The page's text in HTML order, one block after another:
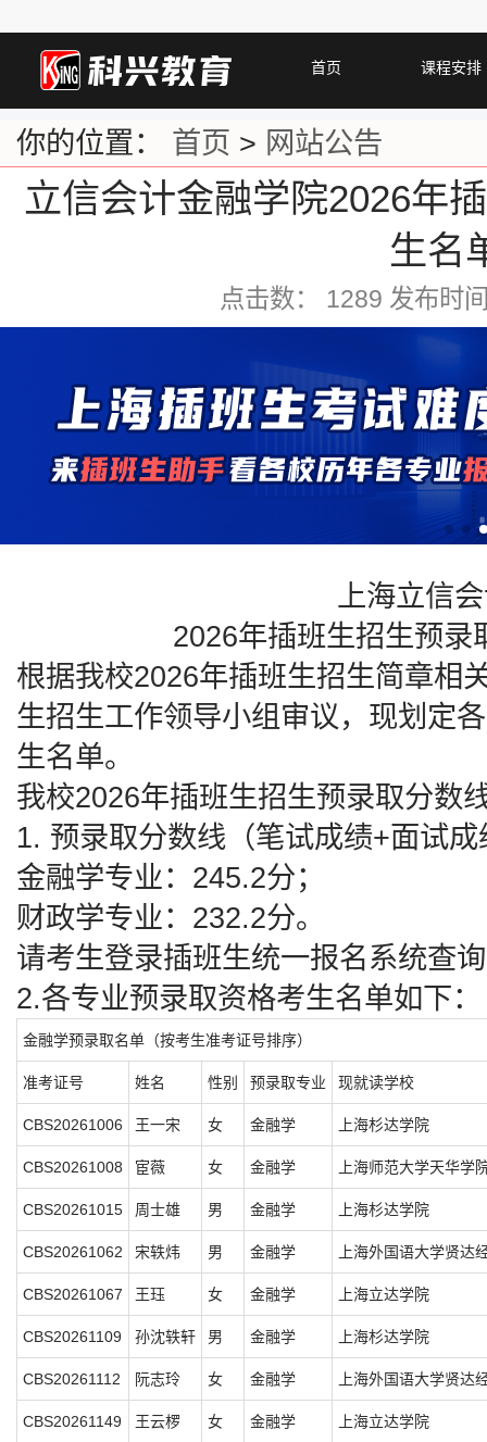
首页 课程安排
你的位置： 首页 > 网站公告
立信会计金融学院2026年
生名
点击数： 1289 发布时
上海立信
2026年插班生招生预录
根据我校2026年插班生招生简章相
生招生工作领导小组审议，现划定
生名单。
我校2026年插班生招生预录取分数
1. 预录取分数线（笔试成绩+面试成
金融学专业：245.2分；
财政学专业：232.2分。
请考生登录插班生统一报名系统查
2.各专业预录取资格考生名单如下：
金融学预录取名单（按考生准考证号排序）
准考证号 姓名 性别 预录取专业 现就读学校
CBS20261006 王一宋 女 金融学 上海杉达学院
CBS20261008 宦薇 女 金融学 上海师范大学天华学
CBS20261015 周士雄 男 金融学 上海杉达学院
CBS20261062 宋轶炜 男 金融学 上海外国语大学贤达
CBS20261067 王珏 女 金融学 上海立达学院
CBS20261109 孙沈轶轩 男 金融学 上海杉达学院
CBS20261112 阮志玲 女 金融学 上海外国语大学贤达
CBS20261149 王云椤 女 金融学 上海立达学院